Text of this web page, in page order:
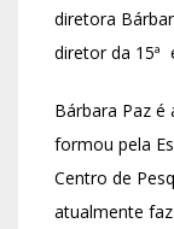
diretora
diretor da 15ª
Bárbara Paz
formou pela
Centro de
atualmente